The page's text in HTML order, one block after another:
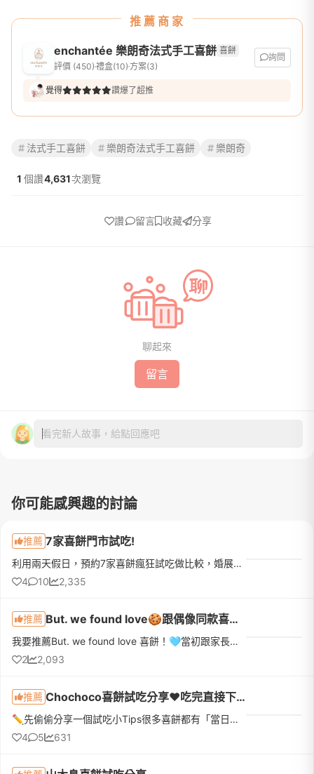
推薦商家
enchantée 樂朗奇法式手工喜餅 喜餅
評價 (450) 禮盒(10) 方案(3)
詢問
覺得 讚爆了超推
法式手工喜餅 樂朗奇法式手工喜餅 樂朗奇
1 個讚4,631次瀏覽
讚 留言 收藏 分享
聊起來
留言
看完新人故事，給點回應吧
你可能感興趣的討論
推薦 7家喜餅門市試吃!
利用兩天假日，預約7家喜餅瘋狂試吃做比較，婚展上試吃跟到店試吃真的感覺差很多，門市比較可以認真比較，吃的品項也比較全面；另外，真心建議其他新人，一天大概最多吃3家就好，我們這次有一天吃了四家，吃到最後真...
4
10 2,335
推薦 But. we found love🍪跟偶像同款喜餅！✨🌈🫶🏽🎀
我要推薦But. we found love 喜餅！🩵當初跟家長在喜餅挑選上意見有諸多分歧，剛好看到華山有婚展，就決定帶媽媽一起去參加！（在此推薦所有跟家長意見有衝突的新人們，比起帶另一半去挑選，帶家長去真的可以挑到兩個...
2
2,093
推薦 Chochoco喜餅試吃分享❤️吃完直接下訂❤️我的命定喜餅
✏️先偷偷分享一個試吃小Tips很多喜餅都有「當日下訂優惠」，如果本來就有好幾間想試，真的很建議全部排同一天，最期待的那間放最後！而且千萬不要剛吃飽就去～原本想說「不就吃幾塊餅乾嗎？」結果超飽😆因為還有不少...
4
5 631